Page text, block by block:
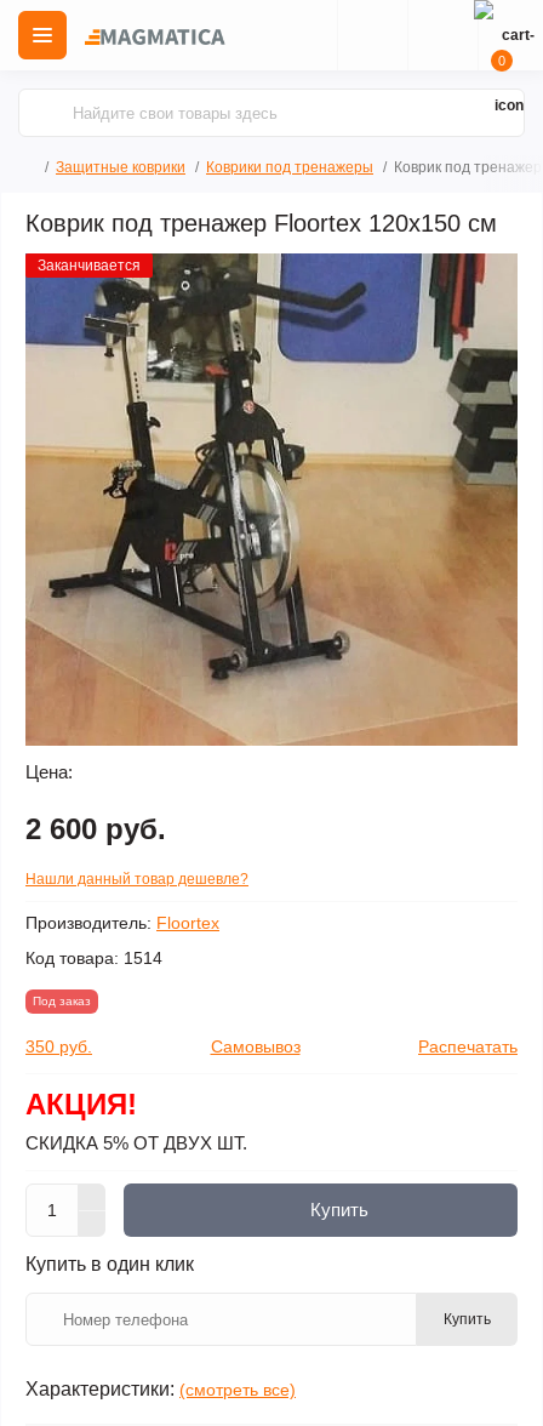
0
Защитные коврики Коврики под тренажеры Коврик под
Коврик под тренажер Floortex 120х150 см
Заканчивается
Производитель: Floortex
Код товара: 1514
Под заказ
350 руб. Самовывоз Распечатать
Цена:
2 600 руб.
Нашли данный товар дешевле?
АКЦИЯ!
СКИДКА 5% ОТ ДВУХ ШТ.
Купить
Купить в один клик
Купить
Характеристики: (смотреть все)